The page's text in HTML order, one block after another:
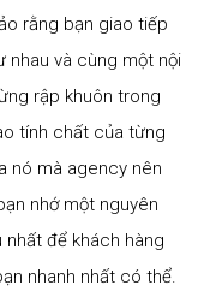
rằng bạn giao tiếp
nhau và cùng một nội
rập khuôn trong
tính chất của từng
nó mà agency nên
nhớ một nguyên
để khách hàng
nhanh nhất có thể.